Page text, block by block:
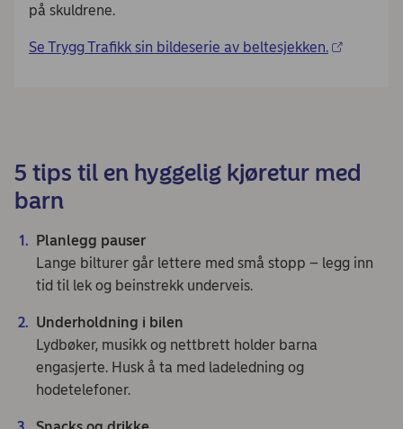
på skuldrene.
Se Trygg Trafikk sin bildeserie av beltesjekken.
5 tips til en hyggelig kjøretur med
barn
Planlegg pauser
Lange bilturer går lettere med små stopp – legg inn
tid til lek og beinstrekk underveis.
Underholdning i bilen
Lydbøker, musikk og nettbrett holder barna
engasjerte. Husk å ta med ladeledning og
hodetelefoner.